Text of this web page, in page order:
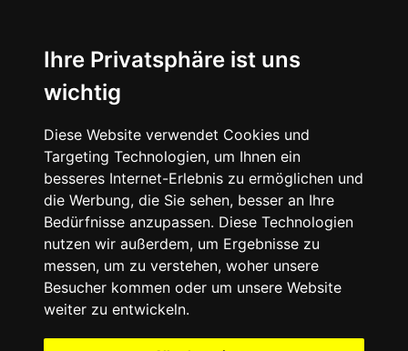
Ihre Privatsphäre ist uns
wichtig
Diese Website verwendet Cookies und
Targeting Technologien, um Ihnen ein
besseres Internet-Erlebnis zu ermöglichen und
die Werbung, die Sie sehen, besser an Ihre
Bedürfnisse anzupassen. Diese Technologien
nutzen wir außerdem, um Ergebnisse zu
messen, um zu verstehen, woher unsere
Besucher kommen oder um unsere Website
weiter zu entwickeln.